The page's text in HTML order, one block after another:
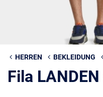
HERREN BEKLEIDUNG
Fila